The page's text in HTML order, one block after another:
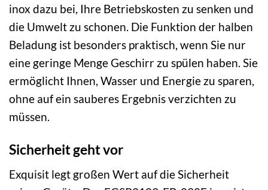
inox dazu bei, Ihre Betriebskosten zu senken und
die Umwelt zu schonen. Die Funktion der halben
Beladung ist besonders praktisch, wenn Sie nur
eine geringe Menge Geschirr zu spülen haben. Sie
ermöglicht Ihnen, Wasser und Energie zu sparen,
ohne auf ein sauberes Ergebnis verzichten zu
müssen.
Sicherheit geht vor
Exquisit legt großen Wert auf die Sicherheit